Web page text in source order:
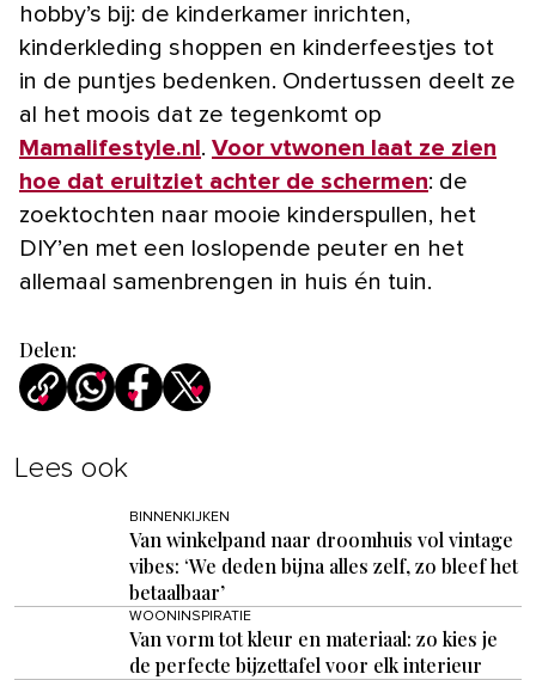
hobby’s bij: de kinderkamer inrichten,
kinderkleding shoppen en kinderfeestjes tot
in de puntjes bedenken. Ondertussen deelt ze
al het moois dat ze tegenkomt op
Mamalifestyle.nl . Voor vtwonen laat ze zien
hoe dat eruitziet achter de schermen: de
zoektochten naar mooie kinderspullen, het
DIY’en met een loslopende peuter en het
allemaal samenbrengen in huis én tuin.
Delen:
Lees ook
BINNENKIJKEN
Van winkelpand naar droomhuis vol vintage
vibes: ‘We deden bijna alles zelf, zo bleef het
betaalbaar’
WOONINSPIRATIE
Van vorm tot kleur en materiaal: zo kies je
de perfecte bijzettafel voor elk interieur